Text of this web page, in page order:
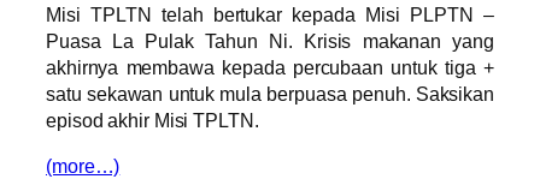
Misi TPLTN telah bertukar kepada Misi PLPTN –
Puasa La Pulak Tahun Ni. Krisis makanan yang
akhirnya membawa kepada percubaan untuk tiga +
satu sekawan untuk mula berpuasa penuh. Saksikan
episod akhir Misi TPLTN.
(more…)